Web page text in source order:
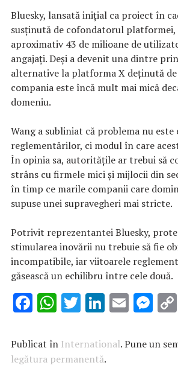
Bluesky, lansată iniţial ca proiect în
susţinută de cofondatorul platformei,
aproximativ 43 de milioane de
angajaţi. Deşi a devenit una dintre
alternative la platforma X deţinută de
compania este încă mult mai mică
domeniu.
Wang a subliniat că problema nu este
reglementărilor, ci modul în care
În opinia sa, autorităţile ar trebui să
strâns cu firmele mici şi mijlocii din
în timp ce marile companii care
supuse unei supravegheri mai stricte.
Potrivit reprezentantei Bluesky,
stimularea inovării nu trebuie să fie
incompatibile, iar viitoarele
găsească un echilibru între cele două.
F
e
b
W
at
s
T
it
te
Li
k
e
E
ai
M
se
Publicat în International. Pune un
legătura permanentă.